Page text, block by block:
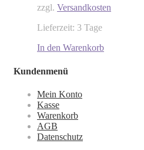
zzgl. Versandkosten
Lieferzeit: 3 Tage
In den Warenkorb
Kundenmenü
Mein Konto
Kasse
Warenkorb
AGB
Datenschutz